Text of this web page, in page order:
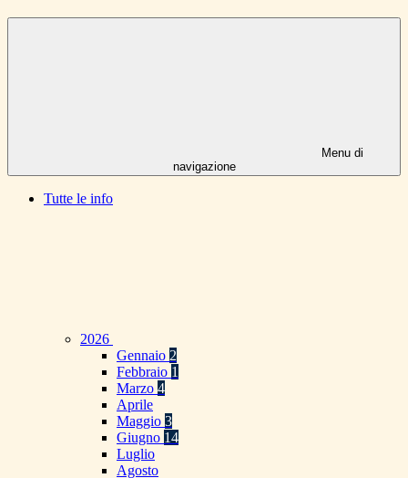
Menu di
navigazione
Tutte le info
2026
Gennaio 2
Febbraio 1
Marzo 4
Aprile
Maggio 3
Giugno 14
Luglio
Agosto